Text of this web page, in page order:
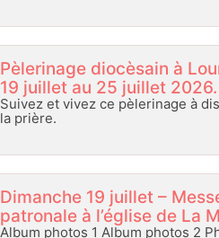
Pèlerinage diocèsain à
19 juillet au 25 juillet 2026.
Suivez et vivez ce pèlerinage à
la prière.
Dimanche 19 juillet –
patronale à l’église de La
Album photos 1 Album photos 2